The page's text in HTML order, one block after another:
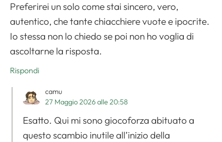
Preferirei un solo come stai sincero, vero,
autentico, che tante chiacchiere vuote e ipocrite.
Io stessa non lo chiedo se poi non ho voglia di
ascoltarne la risposta.
Rispondi
camu
27 Maggio 2026 alle 20:58
Esatto. Qui mi sono giocoforza abituato a
questo scambio inutile all’inizio della